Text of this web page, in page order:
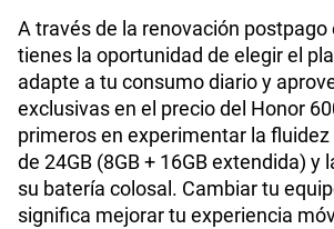
A través de la renovación postpago
tienes la oportunidad de elegir el
adapte a tu consumo diario y
exclusivas en el precio del Honor
primeros en experimentar la
de 24GB (8GB + 16GB extendida) y
su batería colosal. Cambiar tu
significa mejorar tu experiencia